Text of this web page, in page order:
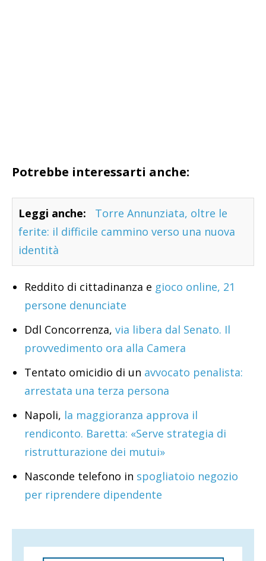
Potrebbe interessarti anche:
Leggi anche:
Torre Annunziata, oltre le
ferite: il difficile cammino verso una nuova
identità
Reddito di cittadinanza e gioco online, 21
persone denunciate
Ddl Concorrenza, via libera dal Senato. Il
provvedimento ora alla Camera
Tentato omicidio di un avvocato penalista:
arrestata una terza persona
Napoli, la maggioranza approva il
rendiconto. Baretta: «Serve strategia di
ristrutturazione dei mutui»
Nasconde telefono in spogliatoio negozio
per riprendere dipendente